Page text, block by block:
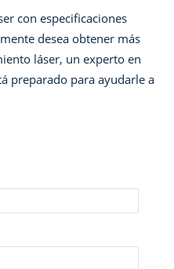
con especificaciones
desea obtener más
láser, un experto en
preparado para ayudarle a